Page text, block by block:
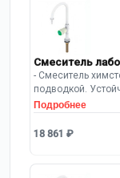
Смеситель
- Смеситель
подводкой.
рабочее давление:
Подробнее
18 861 ₽